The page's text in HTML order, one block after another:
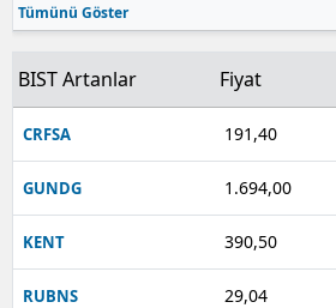
Tümünü Göster
BIST Artanlar Fiyat
CRFSA 191,40
GUNDG 1.694,00
KENT 390,50
RUBNS 29,04